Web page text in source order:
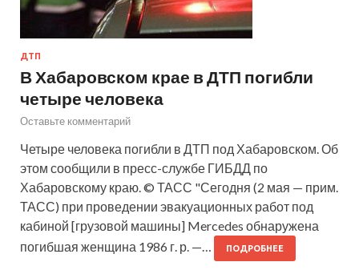
ДТП
В Хабаровском крае в ДТП погибли
четыре человека
Оставьте комментарий
Четыре человека погибли в ДТП под Хабаровском. Об
этом сообщили в пресс-службе ГИБДД по
Хабаровскому краю. © ТАСС "Сегодня (2 мая — прим.
ТАСС) при проведении эвакуационных работ под
кабиной [грузовой машины] Mercedes обнаружена
погибшая женщина 1986 г. р. —…
ПОДРОБНЕЕ